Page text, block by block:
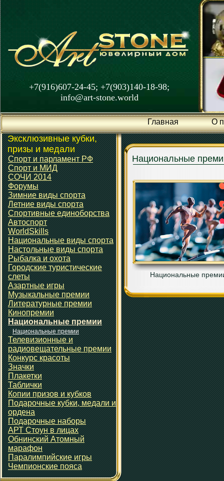
+7(916)607-24-45; +7(903)140-18-98;
info@art-stone.world
Главная О
Эксклюзивные кубки,
призы и медали
Спорт и парламент РФ
Спорт и МИД
СОЧИ 2014
Форумы
Зимние виды спорта
Летние виды спорта
Спортивные единоборства
Автоспорт
WorldSkills
Национальные виды спорта
Настольные виды спорта
Рыбалка и охота
Городские туристические
слеты
Азартные игры
Музыкальные премии
Литературные премии
Кинопремии
Национальные премии
Национальные премии
Телевизионные и
радиовещательные премии
Конкурс красоты
Значки
Плакетки
Таблички
Копии призов и кубков
Подарочные кубки, медали и
ордена
Подарочные наборы
АРТ Стоун в лицах
Обнинский Атомный
марафон
Паралимпийские игры
Чемпионские пояса
Национальные
Национальные